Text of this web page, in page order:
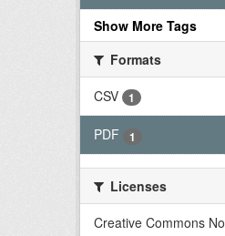
Show More Tags
Formats
CSV
1
PDF 1
Licenses
Creative Commons